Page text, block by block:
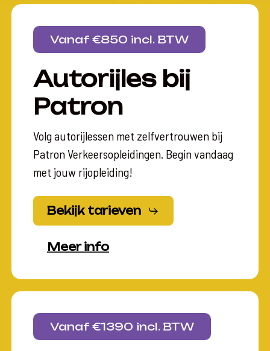
Vanaf €850 incl. BTW
Autorijles bij
Patron
Volg autorijlessen met zelfvertrouwen bij
Patron Verkeersopleidingen. Begin vandaag
met jouw rijopleiding!
Bekijk tarieven
Meer info
Vanaf €1390 incl. BTW